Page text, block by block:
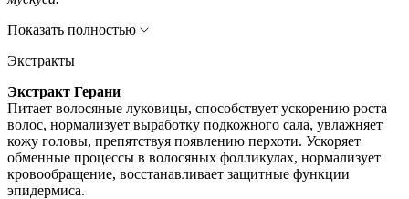
Показать полностью
Экстракты
Экстракт Герани
Питает волосяные луковицы, способствует ускорению роста
волос, нормализует выработку подкожного сала, увлажняет
кожу головы, препятствуя появлению перхоти. Ускоряет
обменные процессы в волосяных фолликулах, нормализует
кровообращение, восстанавливает защитные функции
эпидермиса.